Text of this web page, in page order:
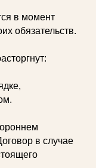
в момент
обязательств.
в случае